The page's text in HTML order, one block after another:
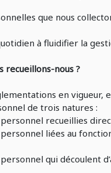
que nous
à fluidifier la
recueillons-nous ?
en
de trois natures :
recueillies
liées au
qui découlent